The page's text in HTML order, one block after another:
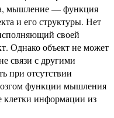
мышление — функция
и его структуры. Нет
своей
Однако объект не может
связи с другими
при отсутствии
функции мышления
клетки информации из